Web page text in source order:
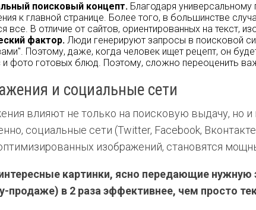
поисковый концепт. Благодаря
к главной странице. Более того, в большинстве
все. В отличие от сайтов, ориентированных на текст,
фактор. Люди генерируют запросы в поисковой
Поэтому, даже, когда человек ищет рецепт, он
и фото готовых блюд. Поэтому, сложно переоценить
и социальные сети
влияют не только на поисковую выдачу, но и
социальные сети (Twitter, Facebook,
изображений, становятся
картинки, ясно передающие
продаже) в 2 раза эффективнее, чем просто